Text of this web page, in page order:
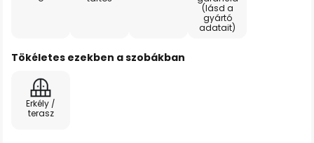
(lásd a
gyártó
adatait)
Tökéletes ezekben a szobákban
Erkély /
terasz